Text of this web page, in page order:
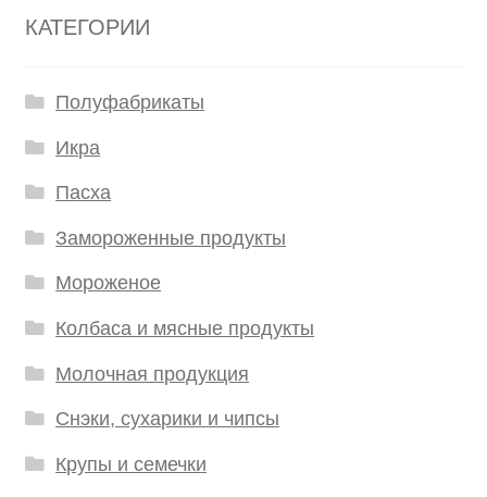
КАТЕГОРИИ
Полуфабрикаты
Икра
Пасха
Замороженные продукты
Мороженое
Колбаса и мясные продукты
Молочная продукция
Снэки, сухарики и чипсы
Крупы и семечки